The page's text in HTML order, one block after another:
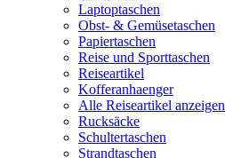
Laptoptaschen
Obst- & Gemüsetaschen
Papiertaschen
Reise und Sporttaschen
Reiseartikel
Kofferanhaenger
Alle Reiseartikel anzeigen
Rucksäcke
Schultertaschen
Strandtaschen